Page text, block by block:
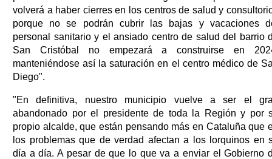
volverá a haber cierres en los centros de salud y
porque no se podrán cubrir las bajas y vacaciones
personal sanitario y el ansiado centro de salud del barrio
San Cristóbal no empezará a construirse en
manteniéndose así la saturación en el centro médico de
Diego".
"En definitiva, nuestro municipio vuelve a ser el
abandonado por el presidente de toda la Región y por
propio alcalde, que están pensando más en Cataluña que
los problemas que de verdad afectan a los lorquinos en
día a día. A pesar de que lo que va a enviar el Gobierno